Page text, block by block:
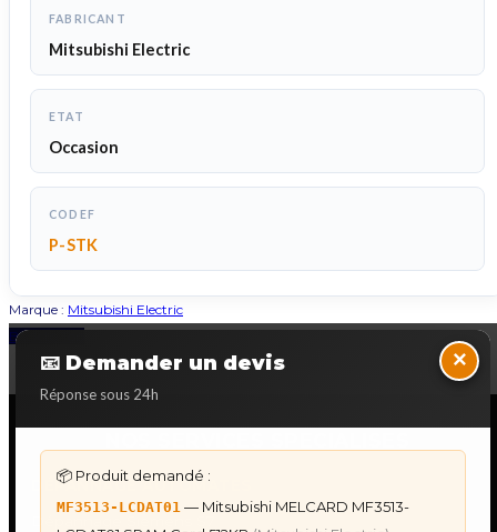
FABRICANT
Mitsubishi Electric
ETAT
Occasion
CODEF
P-STK
Marque : Mitsubishi Electric
📧 Demander un devis
Réponse sous 24h
×
📦 Produit demandé :
MF3513-LCDAT01 — Mitsubishi MELCARD MF3513-
Back to Top
DÉPANNAGE AUTOMATES